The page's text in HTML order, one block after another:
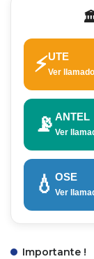
⚡UTE
Ver
📡 ANTEL
Ver
💧 OSE
Ver
Importante !